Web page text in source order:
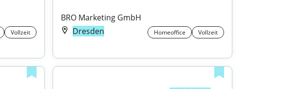
Vollzeit
BRO Marketing GmbH
Dresden
Homeoffice Vollzeit